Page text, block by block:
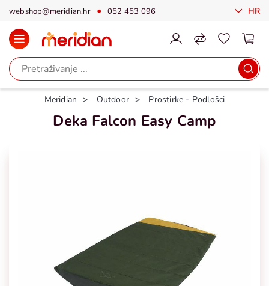
webshop@meridian.hr 052 453 096 HR
Meridian Outdoor Prostirke - Podlošci
Deka Falcon Easy Camp